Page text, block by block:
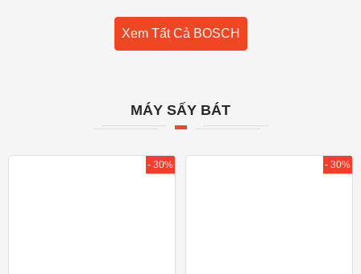
Xem Tất Cả BOSCH
MÁY SẤY BÁT
- 30% - 30%